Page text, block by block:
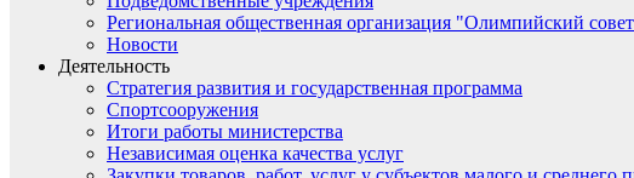
Региональная общественная организация "Олимпийский
Новости
Деятельность
Стратегия развития и государственная программа
Спортсооружения
Итоги работы министерства
Независимая оценка качества услуг